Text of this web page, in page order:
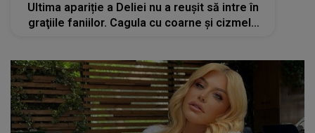
Ultima apariție a Deliei nu a reuşit să intre în
graţiile faniilor. Cagula cu coarne și cizmele